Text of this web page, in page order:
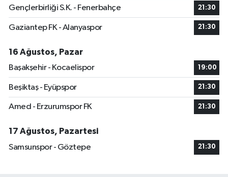
Gençlerbirliği S.K. - Fenerbahçe 21:30
Gaziantep FK - Alanyaspor 21:30
16 Ağustos, Pazar
Başakşehir - Kocaelispor
19:00
Beşiktaş - Eyüpspor 21:30
Amed - Erzurumspor FK 21:30
17 Ağustos, Pazartesi
Samsunspor - Göztepe
21:30